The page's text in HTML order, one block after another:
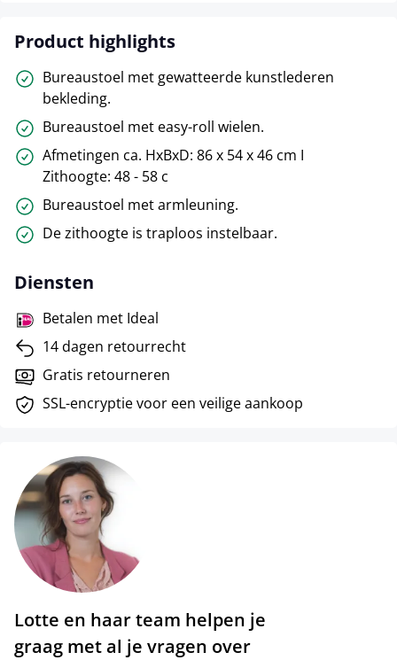
Product highlights
Bureaustoel met gewatteerde kunstlederen
bekleding.
Bureaustoel met easy-roll wielen.
Afmetingen ca. HxBxD: 86 x 54 x 46 cm I
Zithoogte: 48 - 58 c
Bureaustoel met armleuning.
De zithoogte is traploos instelbaar.
Diensten
Betalen met Ideal
14 dagen retourrecht
Gratis retourneren
SSL-encryptie voor een veilige aankoop
Lotte en haar team helpen je
graag met al je vragen over